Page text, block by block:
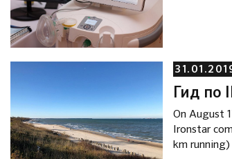
Гид по
On August
Ironstar
km